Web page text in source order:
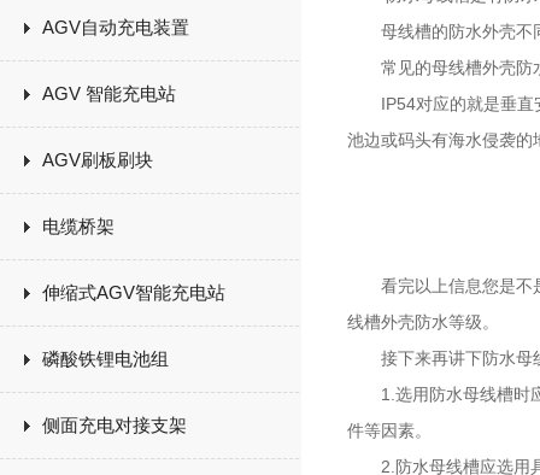
AGV自动充电装置
AGV 智能充电站
AGV刷板刷块
电缆桥架
伸缩式AGV智能充电站
磷酸铁锂电池组
侧面充电对接支架
母线槽的防水外壳不
常见的母线槽外壳防
IP54对应的就是垂直安
池边或码头有海水侵袭
看完以上信息您是不是
线槽外壳防水等级。
接下来再讲下防水母
1.选用防水母线槽时应
件等因素。
2.防水母线槽应选用具